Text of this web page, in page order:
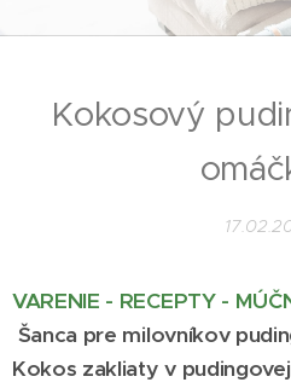
Kokosový
VARENIE - RECEPTY -
Šanca pre milovníkov
Kokos zakliaty v